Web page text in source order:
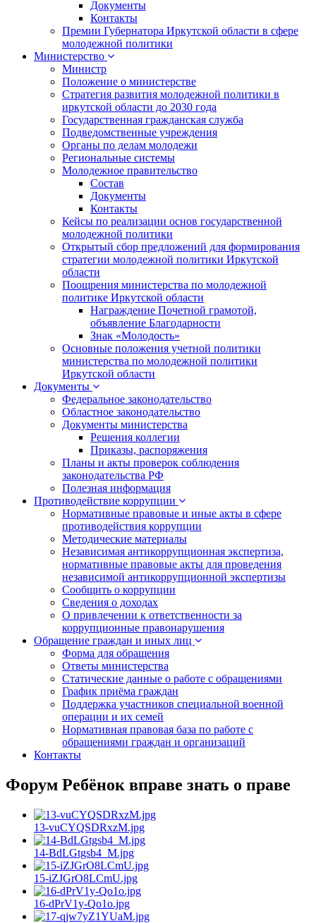
Документы
Контакты
Премии Губернатора Иркутской области в сфере
молодежной политики
Министерство
Министр
Положение о министерстве
Стратегия развития молодежной политики в
иркутской области до 2030 года
Государственная гражданская служба
Подведомственные учреждения
Органы по делам молодежи
Региональные системы
Молодежное правительство
Состав
Документы
Контакты
Кейсы по реализации основ государственной
молодежной политики
Открытый сбор предложений для формирования
стратегии молодежной политики Иркутской
области
Поощрения министерства по молодежной
политике Иркутской области
Награждение Почетной грамотой,
объявление Благодарности
Знак «Молодость»
Основные положения учетной политики
министерства по молодежной политики
Иркутской области
Документы
Федеральное законодательство
Областное законодательство
Документы министерства
Решения коллегии
Приказы, распоряжения
Планы и акты проверок соблюдения
законодательства РФ
Полезная информация
Противодействие коррупции
Нормативные правовые и иные акты в сфере
противодействия коррупции
Методические материалы
Независимая антикоррупционная экспертиза,
нормативные правовые акты для проведения
независимой антикоррупционной экспертизы
Сообщить о коррупции
Сведения о доходах
О привлечении к ответственности за
коррупционные правонарушения
Обращение граждан и иных лиц
Форма для обращения
Ответы министерства
Статические данные о работе с обращениями
График приёма граждан
Поддержка участников специальной военной
операции и их семей
Нормативная правовая база по работе с
обращениями граждан и организаций
Контакты
Форум Ребёнок вправе знать о праве
13-vuCYQSDRxzM.jpg
14-BdLGtgsb4_M.jpg
15-iZJGrO8LCmU.jpg
16-dPrV1y-Qo1o.jpg